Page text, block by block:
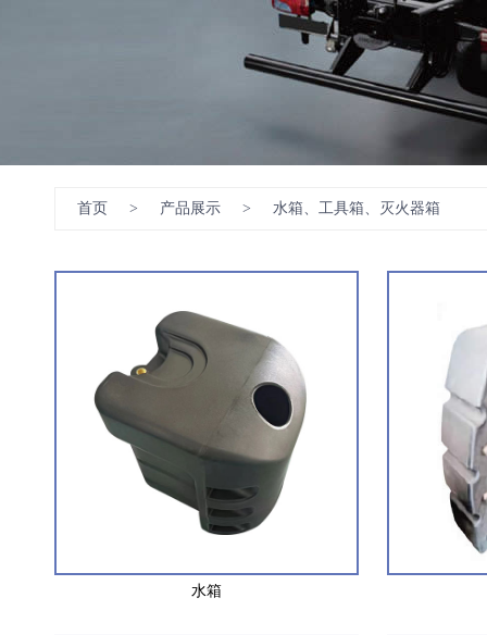
首页 > 产品展示 > 水箱、工具箱、灭火器箱
水箱